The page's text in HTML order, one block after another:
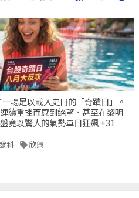
場足以載入史冊的「奇蹟日」。
續重挫而感到絕望、甚至在黎明
竟以驚人的氣勢單日狂飆 +31
科 欣興